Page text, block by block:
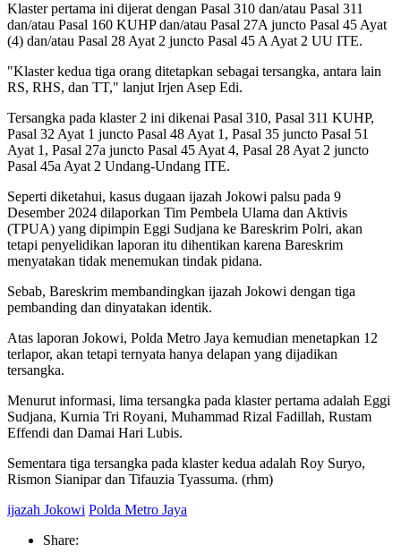
Klaster pertama ini dijerat dengan Pasal 310 dan/atau Pasal 311
dan/atau Pasal 160 KUHP dan/atau Pasal 27A juncto Pasal 45 Ayat
(4) dan/atau Pasal 28 Ayat 2 juncto Pasal 45 A Ayat 2 UU ITE.
"Klaster kedua tiga orang ditetapkan sebagai tersangka, antara lain
RS, RHS, dan TT," lanjut Irjen Asep Edi.
Tersangka pada klaster 2 ini dikenai Pasal 310, Pasal 311 KUHP,
Pasal 32 Ayat 1 juncto Pasal 48 Ayat 1, Pasal 35 juncto Pasal 51
Ayat 1, Pasal 27a juncto Pasal 45 Ayat 4, Pasal 28 Ayat 2 juncto
Pasal 45a Ayat 2 Undang-Undang ITE.
Seperti diketahui, kasus dugaan ijazah Jokowi palsu pada 9
Desember 2024 dilaporkan Tim Pembela Ulama dan Aktivis
(TPUA) yang dipimpin Eggi Sudjana ke Bareskrim Polri, akan
tetapi penyelidikan laporan itu dihentikan karena Bareskrim
menyatakan tidak menemukan tindak pidana.
Sebab, Bareskrim membandingkan ijazah Jokowi dengan tiga
pembanding dan dinyatakan identik.
Atas laporan Jokowi, Polda Metro Jaya kemudian menetapkan 12
terlapor, akan tetapi ternyata hanya delapan yang dijadikan
tersangka.
Menurut informasi, lima tersangka pada klaster pertama adalah Eggi
Sudjana, Kurnia Tri Royani, Muhammad Rizal Fadillah, Rustam
Effendi dan Damai Hari Lubis.
Sementara tiga tersangka pada klaster kedua adalah Roy Suryo,
Rismon Sianipar dan Tifauzia Tyassuma. (rhm)
ijazah Jokowi Polda Metro Jaya
Share: